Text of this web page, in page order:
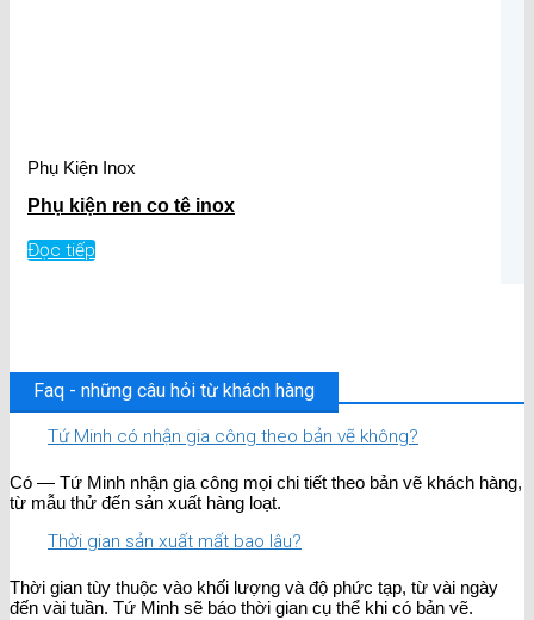
Phụ Kiện Inox
Phụ kiện ren co tê inox
Đọc tiếp
Faq - những câu hỏi từ khách hàng
Tứ Minh có nhận gia công theo bản vẽ không?
Có — Tứ Minh nhận gia công mọi chi tiết theo bản vẽ khách hàng,
từ mẫu thử đến sản xuất hàng loạt.
Thời gian sản xuất mất bao lâu?
Thời gian tùy thuộc vào khối lượng và độ phức tạp, từ vài ngày
đến vài tuần. Tứ Minh sẽ báo thời gian cụ thể khi có bản vẽ.